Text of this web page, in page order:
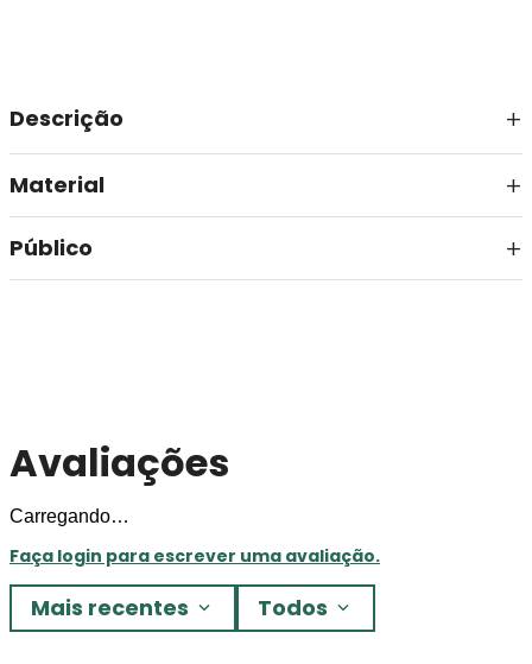
Descrição
Material
Público
Avaliações
Carregando…
Faça login para escrever uma avaliação.
Mais recentes Todos